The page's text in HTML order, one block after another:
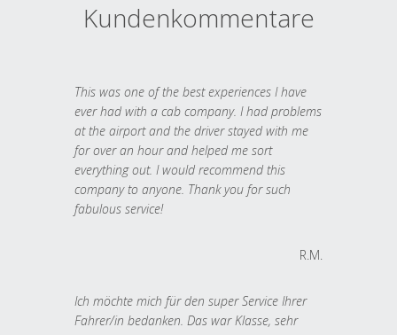
Kundenkommentare
This was one of the best experiences I have
ever had with a cab company. I had problems
at the airport and the driver stayed with me
for over an hour and helped me sort
everything out. I would recommend this
company to anyone. Thank you for such
fabulous service!
R.M.
Ich möchte mich für den super Service Ihrer
Fahrer/in bedanken. Das war Klasse, sehr